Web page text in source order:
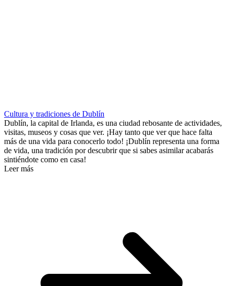
Cultura y tradiciones de Dublín
Dublín, la capital de Irlanda, es una ciudad rebosante de actividades,
visitas, museos y cosas que ver. ¡Hay tanto que ver que hace falta
más de una vida para conocerlo todo! ¡Dublín representa una forma
de vida, una tradición por descubrir que si sabes asimilar acabarás
sintiéndote como en casa!
Leer más